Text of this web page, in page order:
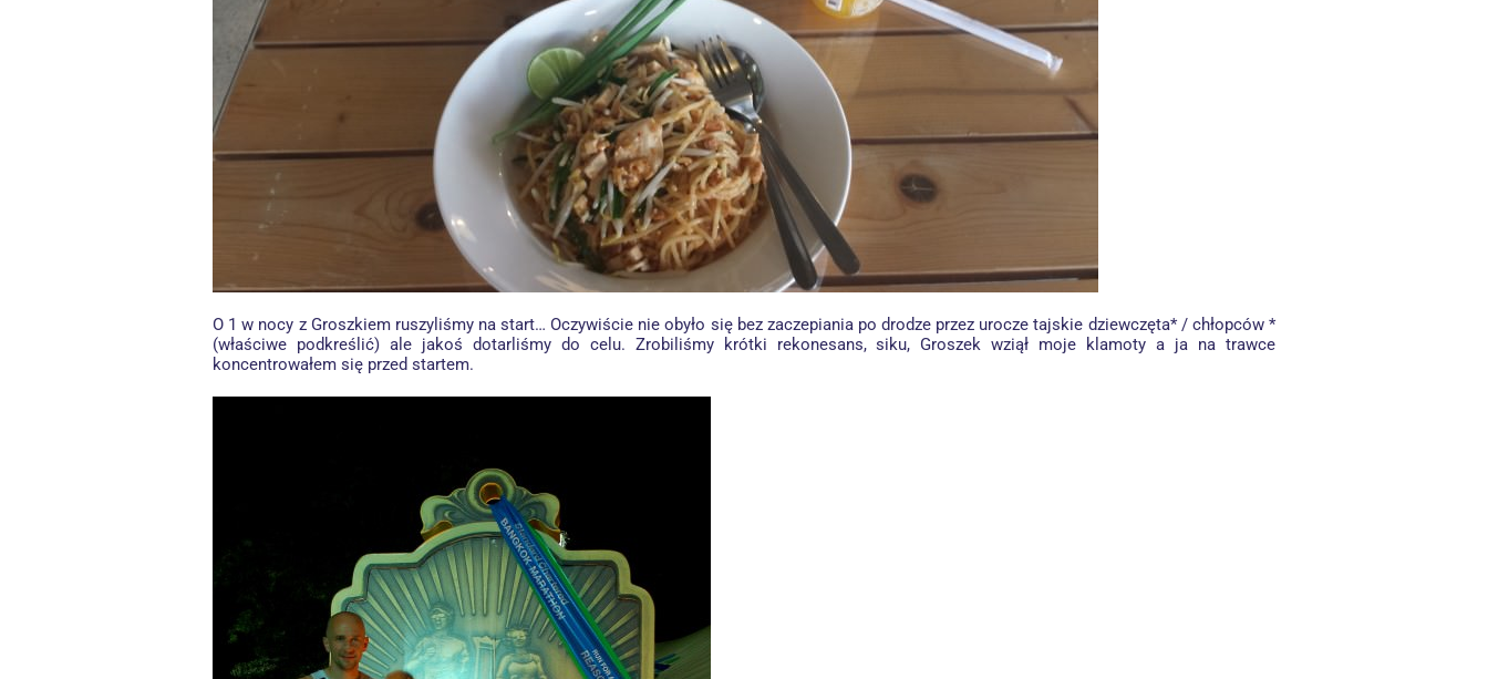
O 1 w nocy z Groszkiem ruszyliśmy na start… Oczywiście nie obyło się bez zaczepiania po drodze przez urocze tajskie dziewczęta* / chłopców *
(właściwe podkreślić) ale jakoś dotarliśmy do celu. Zrobiliśmy krótki rekonesans, siku, Groszek wziął moje klamoty a ja na trawce
koncentrowałem się przed startem.